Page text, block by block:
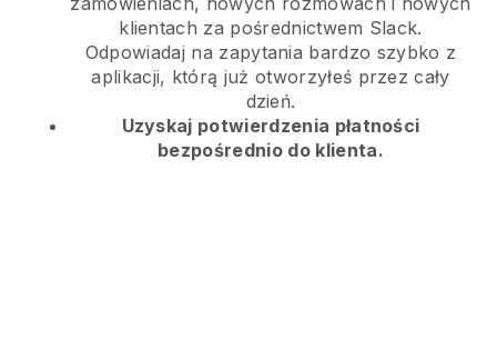
klientach za pośrednictwem Slack.
Odpowiadaj na zapytania bardzo szybko z
aplikacji, którą już otworzyłeś przez cały
dzień.
Uzyskaj potwierdzenia płatności
bezpośrednio do klienta.